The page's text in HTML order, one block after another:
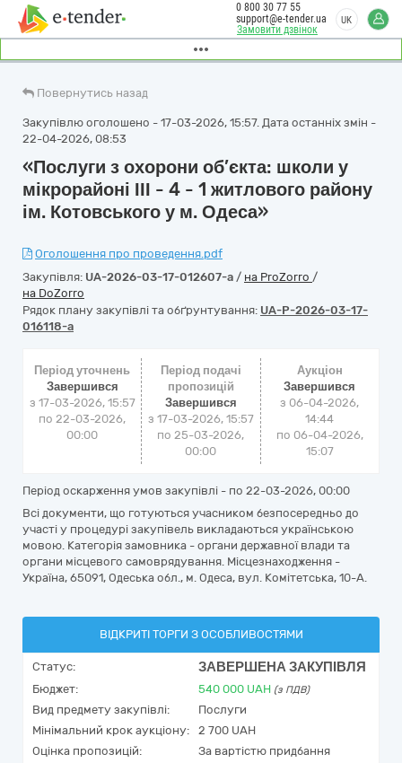
Замовити дзвінок
0 800 30 77 55
support@e-tender.ua
UK
Повернутись назад
Закупівлю оголошено - 17-03-2026, 15:57. Дата останніх змін -
22-04-2026, 08:53
«Послуги з охорони об’єкта: школи у
мікрорайоні ІІІ - 4 - 1 житлового району
ім. Котовського у м. Одеса»
Оголошення про проведення.pdf
Закупівля: UA-2026-03-17-012607-a / на ProZorro /
на DoZorro
Рядок плану закупівлі та обґрунтування: UA-P-2026-03-17-
016118-a
Період уточнень
Завершився
з 17-03-2026, 15:57
по 22-03-2026,
00:00
Період подачі
пропозицій
Завершився
з 17-03-2026, 15:57
по 25-03-2026,
00:00
Аукціон
Завершився
з 06-04-2026,
14:44
по 06-04-2026,
15:07
Період оскарження умов закупівлі - по 22-03-2026, 00:00
Всі документи, що готуються учасником безпосередньо до
участі у процедурі закупівель викладаються українською
мовою. Категорія замовника - органи державної влади та
органи місцевого самоврядування. Місцезнаходження -
Україна, 65091, Одеська обл., м. Одеса, вул. Комітетська, 10-А.
ВІДКРИТІ ТОРГИ З ОСОБЛИВОСТЯМИ
Статус: ЗАВЕРШЕНА ЗАКУПІВЛЯ
Бюджет: 540 000 UAH (з ПДВ)
Вид предмету закупівлі:
Послуги
Мінімальний крок аукціону:
2 700 UAH
Оцінка пропозицій:
За вартістю придбання